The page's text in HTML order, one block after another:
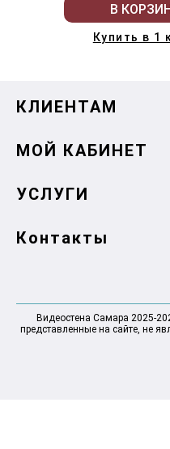
В
Купить в 1
КЛИЕНТАМ
МОЙ КАБИНЕТ
УСЛУГИ
Контакты
Видеостена Самара 2025-
представленные на сайте, не